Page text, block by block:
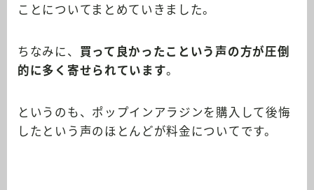
ことについてまとめていきました。
ちなみに、 買って良かったこという声の方が圧倒
的に多く寄せられています。
というのも、ポップインアラジンを購入して後悔
したという声のほとんどが料金についてです。